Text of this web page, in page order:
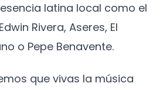
latina local como el
Rivera, Aseres, El
o Pepe Benavente.
que vivas la música